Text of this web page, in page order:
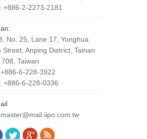
+886-2-2273-2181
No. 25, Lane 17, Yonghua
Street, Anping District, Tainan
Taiwan
6-228-3922
+886-6-228-0336
us on:
TwitterGoogle+
Rss